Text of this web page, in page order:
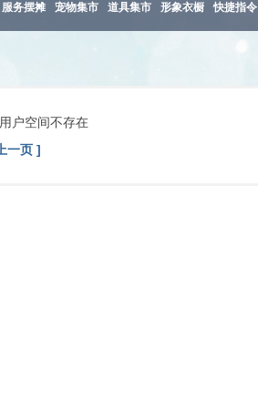
服务摆摊 宠物集市 道具集市 形象衣橱 快捷指令
户空间不存在
一页 ]